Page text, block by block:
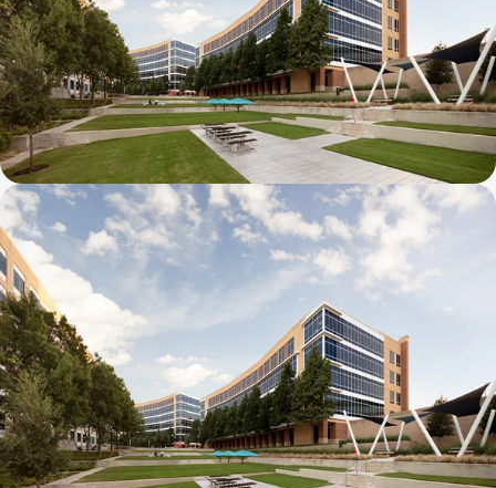
Galatyn D- 1011 Galatyn Parkway